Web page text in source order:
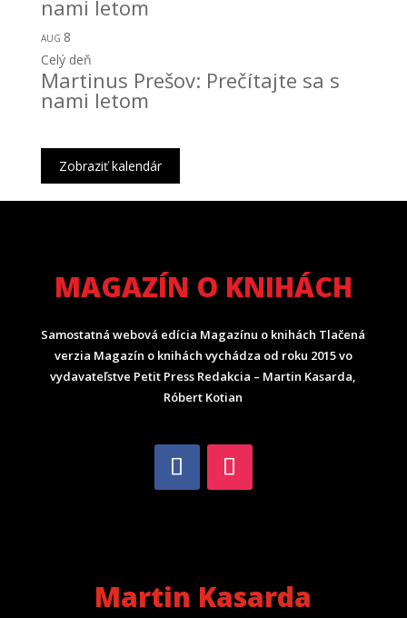
nami letom
AUG 8
Celý deň
Martinus Prešov: Prečítajte sa s
nami letom
Zobraziť kalendár
MAGAZÍN O KNIHÁCH
Samostatná webová edícia Magazínu o knihách Tlačená
verzia Magazín o knihách vychádza od roku 2015 vo
vydavateľstve Petit Press Redakcia – Martin Kasarda,
Róbert Kotian
Martin Kasarda